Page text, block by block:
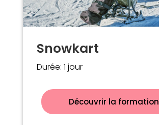
Snowkart
Durée: 1 jour
Découvrir la formation